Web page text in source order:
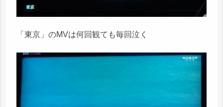
「東京」のMVは何回観ても毎回泣く